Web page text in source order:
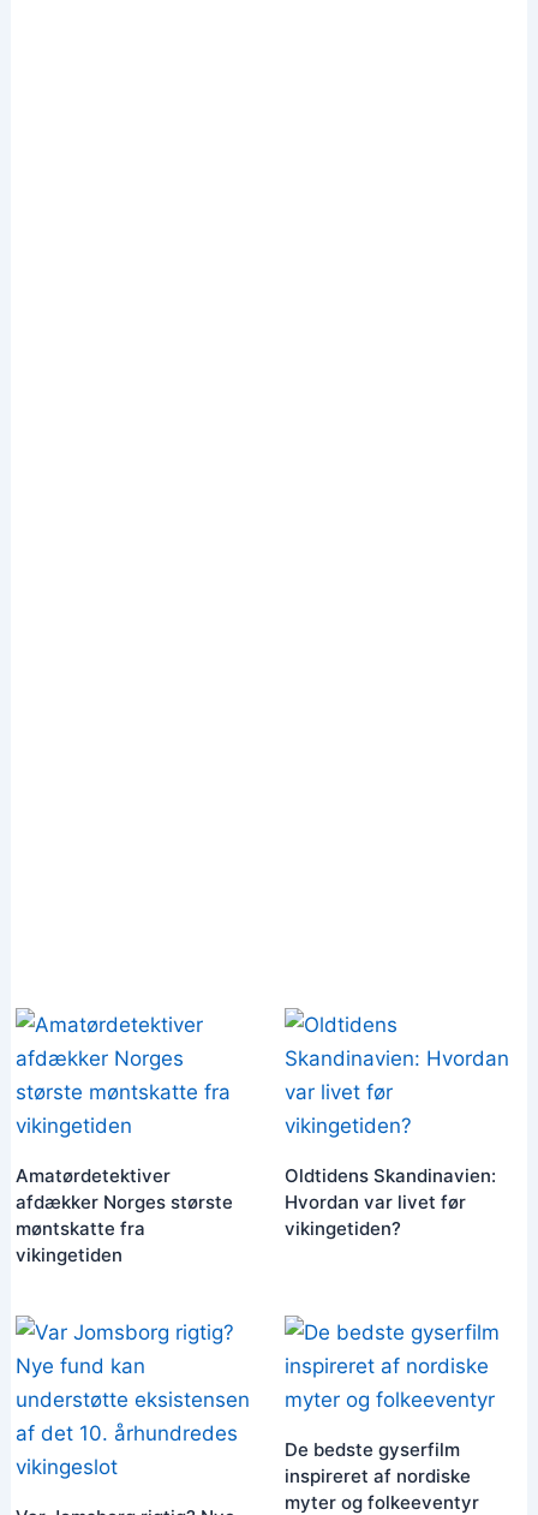
Amatørdetektiver
afdækker Norges største
møntskatte fra
vikingetiden
Oldtidens Skandinavien:
Hvordan var livet før
vikingetiden?
De bedste gyserfilm
inspireret af nordiske
myter og folkeeventyr